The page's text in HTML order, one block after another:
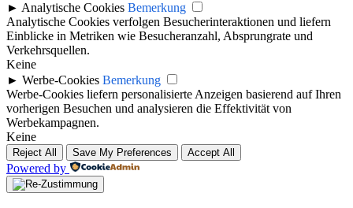
► Analytische Cookies Bemerkung
Analytische Cookies verfolgen Besucherinteraktionen und liefern
Einblicke in Metriken wie Besucheranzahl, Absprungrate und
Verkehrsquellen.
Keine
► Werbe-Cookies Bemerkung
Werbe-Cookies liefern personalisierte Anzeigen basierend auf Ihren
vorherigen Besuchen und analysieren die Effektivität von
Werbekampagnen.
Keine
Reject All Save My Preferences Accept All
Powered by